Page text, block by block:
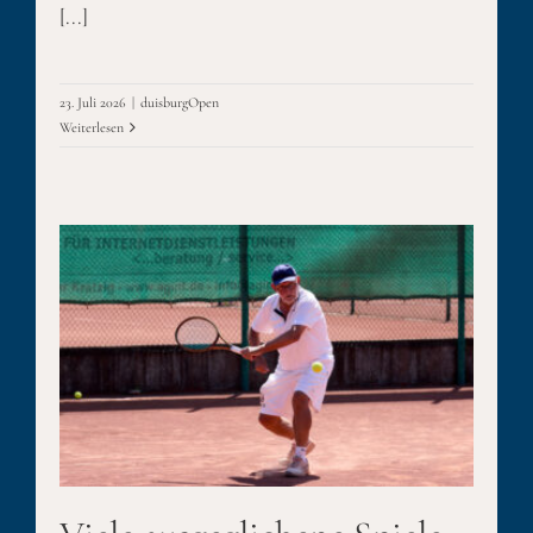
[...]
23. Juli 2026
duisburgOpen
Weiterlesen